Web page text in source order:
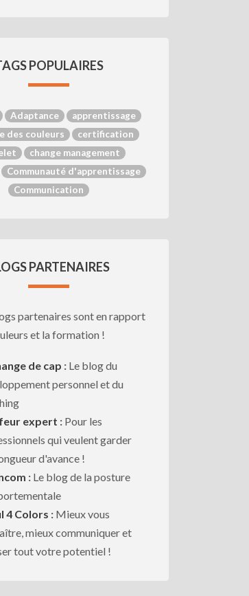
POPULAIRES
Adaptance
apprentissage
des couleurs
certification
change management
Communauté d'apprentissage
Communication
PARTENAIRES
partenaires sont en rapport
et la formation !
de cap : Le blog du
personnel et du
expert : Pour les
qui veulent garder
d'avance !
: Le blog de la posture
4 Colors : Mieux vous
mieux communiquer et
tout votre potentiel !